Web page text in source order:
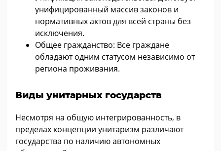
унифицированный массив законов и
нормативных актов для всей страны без
исключения.
Общее гражданство: Все граждане
обладают одним статусом независимо от
региона проживания.
Виды унитарных государств
Несмотря на общую интегрированность, в
пределах концепции унитаризм различают
государства по наличию автономных